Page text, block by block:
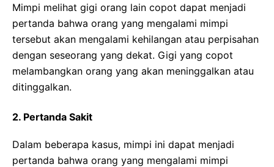
Mimpi melihat gigi orang lain copot dapat menjadi
pertanda bahwa orang yang mengalami mimpi
tersebut akan mengalami kehilangan atau perpisahan
dengan seseorang yang dekat. Gigi yang copot
melambangkan orang yang akan meninggalkan atau
ditinggalkan.
2. Pertanda Sakit
Dalam beberapa kasus, mimpi ini dapat menjadi
pertanda bahwa orang yang mengalami mimpi